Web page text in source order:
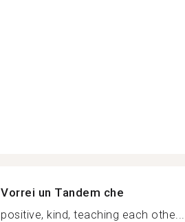
Vorrei un Tandem che
positive, kind, teaching each othe...